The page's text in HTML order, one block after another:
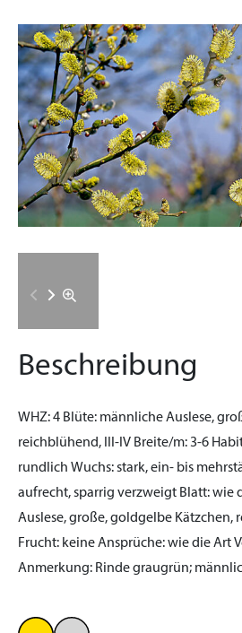
Beschreibung
WHZ:4 Blüte: männliche Auslese,
reichblühend, III-IV Breite/m:3-6
rundlich Wuchs:stark, ein- bis
aufrecht, sparrig verzweigt Blatt:wie
Auslese, große, goldgelbe Kätzchen,
Frucht: keineAnsprüche:wie die Art
Anmerkung: Rinde graugrün;